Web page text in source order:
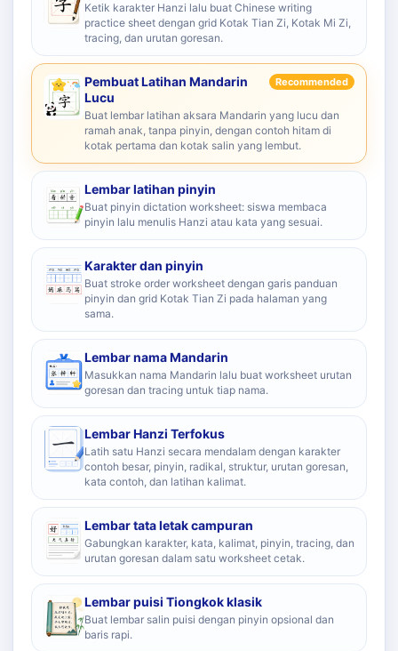
Ketik karakter Hanzi lalu buat Chinese writing
practice sheet dengan grid Kotak Tian Zi, Kotak Mi Zi,
tracing, dan urutan goresan.
Pembuat Latihan Mandarin
Lucu
Recommended
Buat lembar latihan aksara Mandarin yang lucu dan
ramah anak, tanpa pinyin, dengan contoh hitam di
kotak pertama dan kotak salin yang lembut.
Lembar latihan pinyin
Buat pinyin dictation worksheet: siswa membaca
pinyin lalu menulis Hanzi atau kata yang sesuai.
Karakter dan pinyin
Buat stroke order worksheet dengan garis panduan
pinyin dan grid Kotak Tian Zi pada halaman yang
sama.
Lembar nama Mandarin
Masukkan nama Mandarin lalu buat worksheet urutan
goresan dan tracing untuk tiap nama.
Lembar Hanzi Terfokus
Latih satu Hanzi secara mendalam dengan karakter
contoh besar, pinyin, radikal, struktur, urutan goresan,
kata contoh, dan latihan kalimat.
Lembar tata letak campuran
Gabungkan karakter, kata, kalimat, pinyin, tracing, dan
urutan goresan dalam satu worksheet cetak.
Lembar puisi Tiongkok klasik
Buat lembar salin puisi dengan pinyin opsional dan
baris rapi.